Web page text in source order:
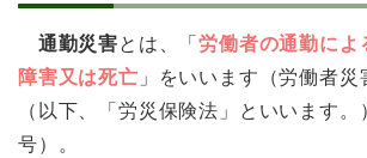
通勤災害とは、「労働者の通勤によ
障害又は死亡 」をいいます（労働者
（以下、「労災保険法」といいます。
号）。